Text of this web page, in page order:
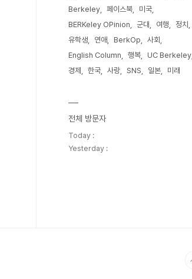
Berkeley
페이스북
미국
BERKeley OPinion
군대 여행
정치
유학생
연애 BerkOp
사회
English Column
행복
UC Berkeley
경제
한국 사랑 SNS 일본 미래
전체 방문자
Today :
Yesterday :